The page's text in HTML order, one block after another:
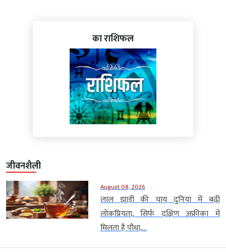
का राशिफल
जीवनशैली
August 08, 2026
लाल झाड़ी की चाय दुनिया में बढ़ी
लोकप्रियता, सिर्फ दक्षिण अफ्रीका में
मिलता है पौधा,...